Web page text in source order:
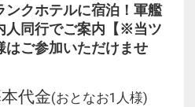
ンクホテルに宿泊！軍艦
人同行でご案内【※当ツ
はご参加いただけませ
代金(おとなお1人様)